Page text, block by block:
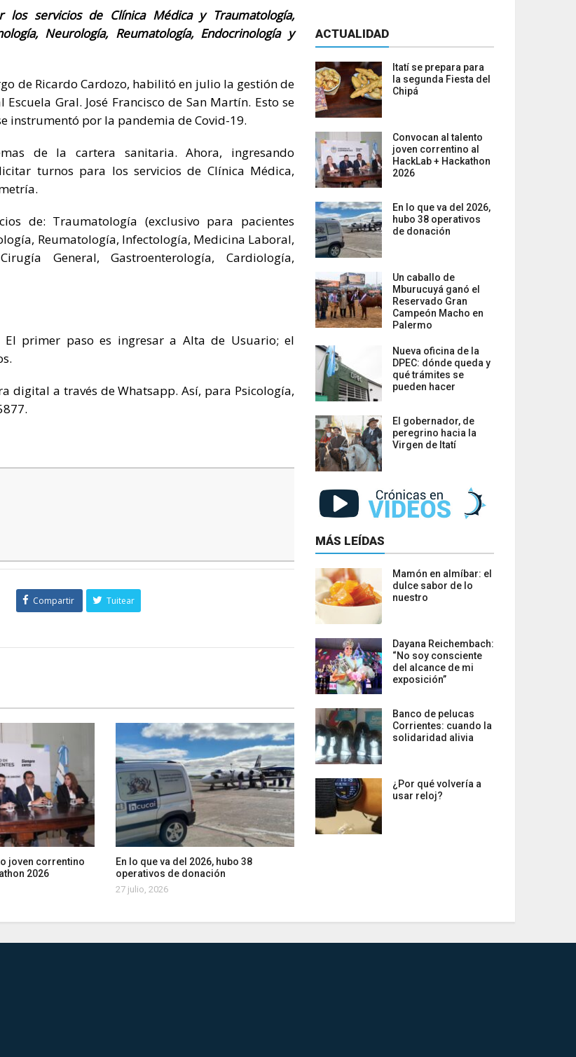
servicios de Clínica Médica y Traumatología,
Neurología, Reumatología, Endocrinología y
de Ricardo Cardozo, habilitó en julio la gestión de
Gral. José Francisco de San Martín. Esto se
instrumentó por la pandemia de Covid-19.
de la cartera sanitaria. Ahora, ingresando
turnos para los servicios de Clínica Médica,
de: Traumatología (exclusivo para pacientes
Reumatología, Infectología, Medicina Laboral,
General, Gastroenterología, Cardiología,
primer paso es ingresar a Alta de Usuario; el
digital a través de Whatsapp. Así, para Psicología,
Compartir Tuitear
joven correntino
2026
En lo que va del 2026, hubo 38
operativos de donación
27 julio, 2026
ACTUALIDAD
Itatí se prepara para
la segunda Fiesta del
Chipá
Convocan al talento
joven correntino al
HackLab + Hackathon
2026
En lo que va del 2026,
hubo 38 operativos
de donación
Un caballo de
Mburucuyá ganó el
Reservado Gran
Campeón Macho en
Palermo
Nueva oficina de la
DPEC: dónde queda y
qué trámites se
pueden hacer
El gobernador, de
peregrino hacia la
Virgen de Itatí
MÁS LEÍDAS
Mamón en almíbar: el
dulce sabor de lo
nuestro
Dayana Reichembach:
“No soy consciente
del alcance de mi
exposición”
Banco de pelucas
Corrientes: cuando la
solidaridad alivia
¿Por qué volvería a
usar reloj?